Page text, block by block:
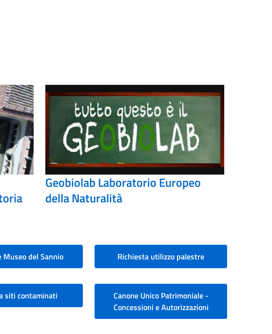
Geobiolab Laboratorio Europeo
della Naturalità
Museo del Sannio Richiesta utilizzo palestre
siti contaminati
Canone Unico Patrimoniale -
Concessioni e Autorizzazioni